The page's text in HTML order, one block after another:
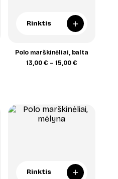
Rinktis +
Polo marškinėliai, balta
13,00 € – 15,00 €Price
Rinktis +